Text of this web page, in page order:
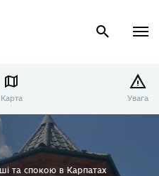
Карта Увага
та спокою в Карпатах